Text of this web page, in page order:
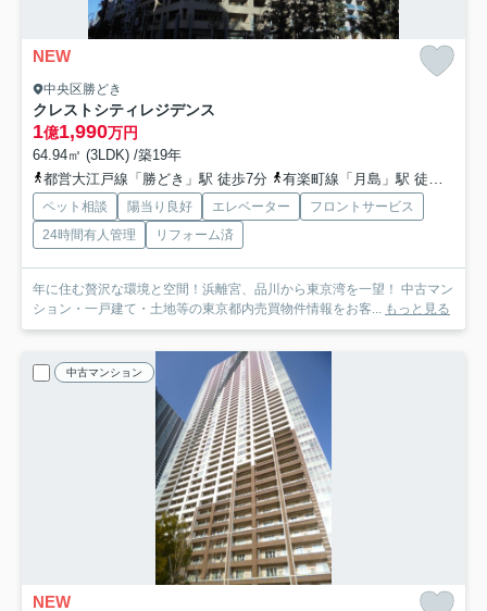
NEW
中央区勝どき
クレストシティレジデンス
1億1,990万円
64.94㎡ (3LDK) /築19年
都営大江戸線「勝どき」駅 徒歩7分
有楽町線「月島」駅 徒歩20分
ペット相談 陽当り良好 エレベーター
フロントサービス
24時間有人管理
リフォーム済
年に住む贅沢な環境と空間！浜離宮、品川から東京湾を一望！ 中古マン
ション・一戸建て・土地等の東京都内売買物件情報をお客...
もっと見る
中古マンション
NEW